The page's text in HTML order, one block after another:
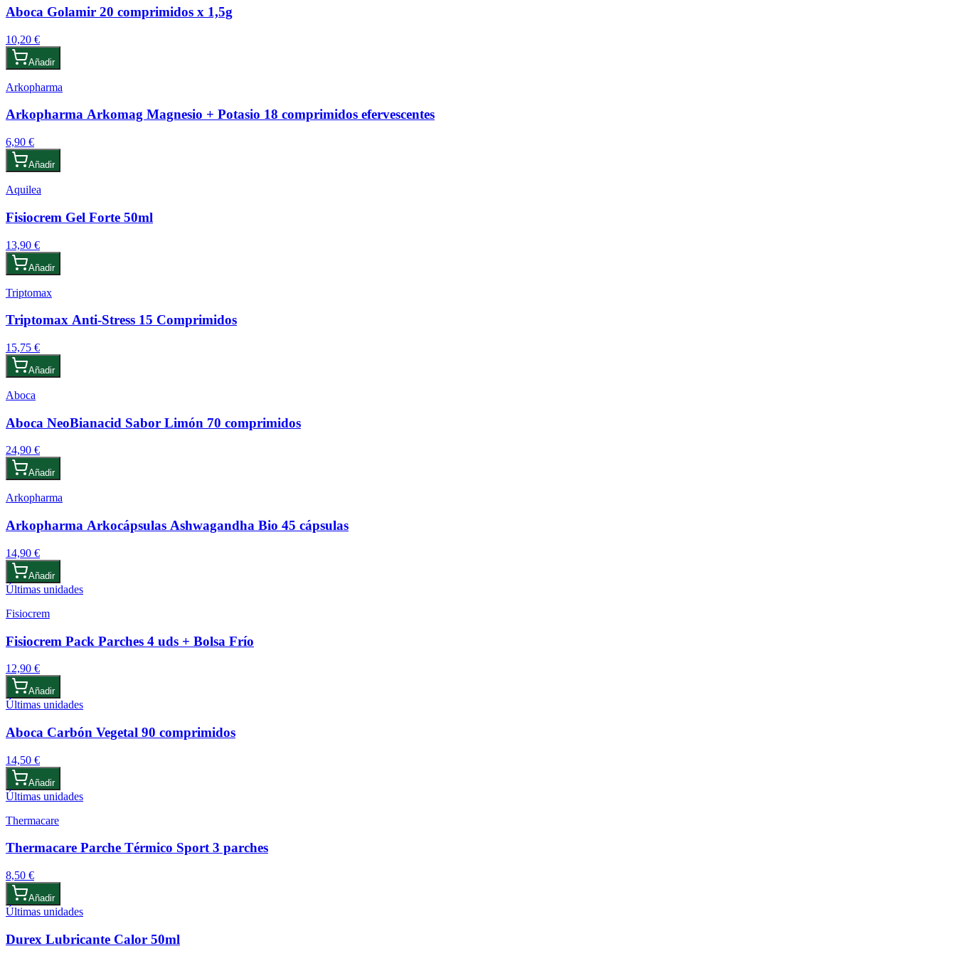
Aboca Golamir 20 comprimidos x 1,5g
10,20 €
Añadir
Arkopharma
Arkopharma Arkomag Magnesio + Potasio 18 comprimidos efervescentes
6,90 €
Añadir
Aquilea
Fisiocrem Gel Forte 50ml
13,90 €
Añadir
Triptomax
Triptomax Anti-Stress 15 Comprimidos
15,75 €
Añadir
Aboca
Aboca NeoBianacid Sabor Limón 70 comprimidos
24,90 €
Añadir
Arkopharma
Arkopharma Arkocápsulas Ashwagandha Bio 45 cápsulas
14,90 €
Añadir
Últimas unidades
Fisiocrem
Fisiocrem Pack Parches 4 uds + Bolsa Frío
12,90 €
Añadir
Últimas unidades
Aboca Carbón Vegetal 90 comprimidos
14,50 €
Añadir
Últimas unidades
Thermacare
Thermacare Parche Térmico Sport 3 parches
8,50 €
Añadir
Últimas unidades
Durex Lubricante Calor 50ml